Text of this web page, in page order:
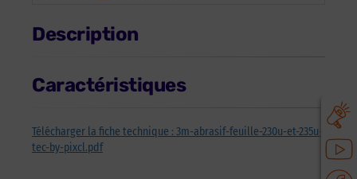
Description
Caractéristiques
Télécharger la fiche technique : 3m-abrasif-feuille-230u-et-235u-
tec-by-pixcl.pdf